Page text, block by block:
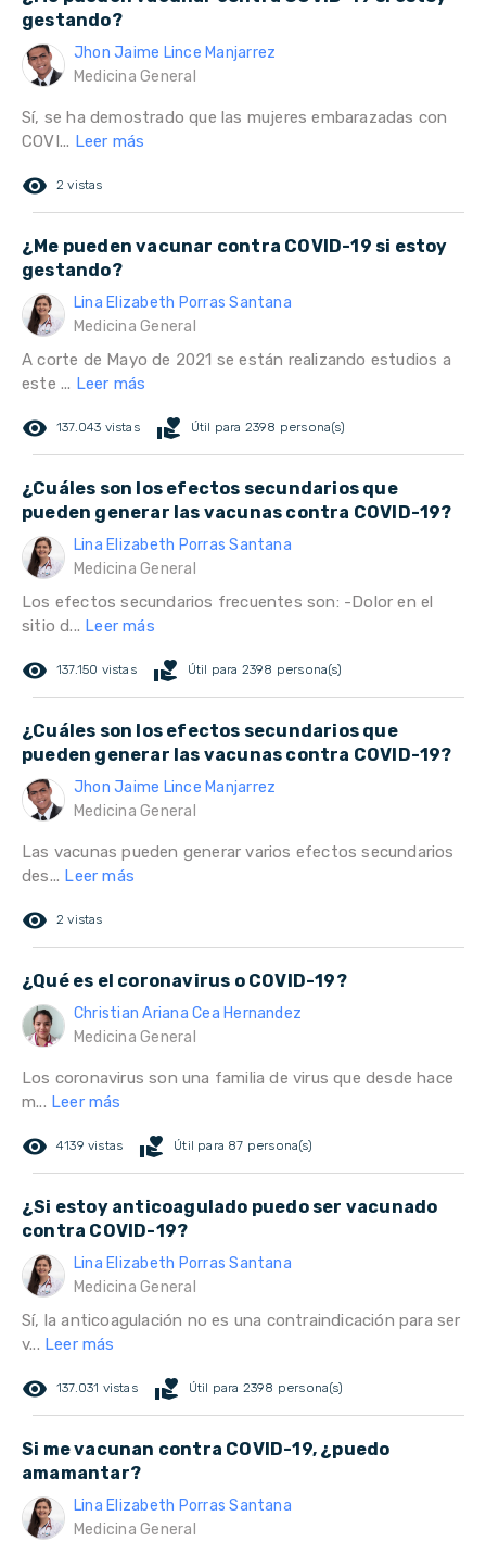
gestando?
Jhon Jaime Lince Manjarrez
Medicina General
Sí, se ha demostrado que las mujeres embarazadas con
COVI... Leer más
remove_red_eye 2 vistas
¿Me pueden vacunar contra COVID-19 si estoy
gestando?
Lina Elizabeth Porras Santana
Medicina General
A corte de Mayo de 2021 se están realizando estudios a
este ... Leer más
remove_red_eye 137.043 vistas volunteer_activism Útil para 2398 persona(s)
¿Cuáles son los efectos secundarios que
pueden generar las vacunas contra COVID-19?
Lina Elizabeth Porras Santana
Medicina General
Los efectos secundarios frecuentes son: -Dolor en el
sitio d... Leer más
remove_red_eye 137.150 vistas volunteer_activism Útil para 2398 persona(s)
¿Cuáles son los efectos secundarios que
pueden generar las vacunas contra COVID-19?
Jhon Jaime Lince Manjarrez
Medicina General
Las vacunas pueden generar varios efectos secundarios
des... Leer más
remove_red_eye 2 vistas
¿Qué es el coronavirus o COVID-19?
Christian Ariana Cea Hernandez
Medicina General
Los coronavirus son una familia de virus que desde hace
m... Leer más
remove_red_eye 4139 vistas volunteer_activism Útil para 87 persona(s)
¿Si estoy anticoagulado puedo ser vacunado
contra COVID-19?
Lina Elizabeth Porras Santana
Medicina General
Sí, la anticoagulación no es una contraindicación para ser
v... Leer más
remove_red_eye 137.031 vistas volunteer_activism Útil para 2398 persona(s)
Si me vacunan contra COVID-19, ¿puedo
amamantar?
Lina Elizabeth Porras Santana
Medicina General